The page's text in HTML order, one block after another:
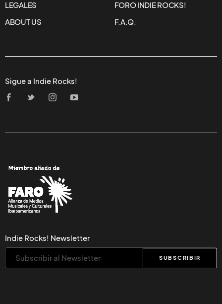
LEGALES
FORO INDIE ROCKS!
ABOUT US
F.A.Q.
Sigue a Indie Rocks!
Indie Rocks! Newsletter